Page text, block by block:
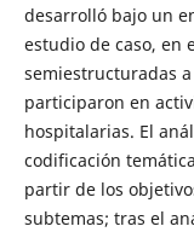
desarrolló bajo un
estudio de caso, en
semiestructuradas
participaron en
hospitalarias. El
codificación
partir de los
subtemas; tras el